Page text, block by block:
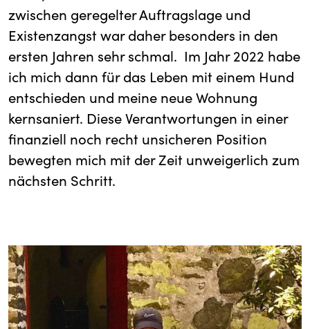
zwischen geregelter Auftragslage und
Existenzangst war daher besonders in den
ersten Jahren sehr schmal. Im Jahr 2022 habe
ich mich dann für das Leben mit einem Hund
entschieden und meine neue Wohnung
kernsaniert. Diese Verantwortungen in einer
finanziell noch recht unsicheren Position
bewegten mich mit der Zeit unweigerlich zum
nächsten Schritt.